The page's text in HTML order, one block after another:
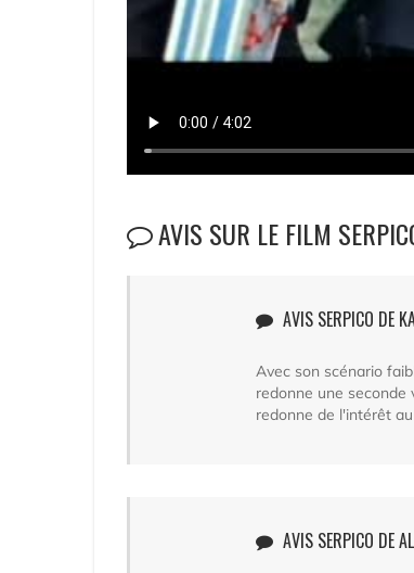
AVIS SUR LE FILM
AVIS SERPICO DE
Avec son scénario
redonne une seconde
redonne de l'intérêt
AVIS SERPICO DE